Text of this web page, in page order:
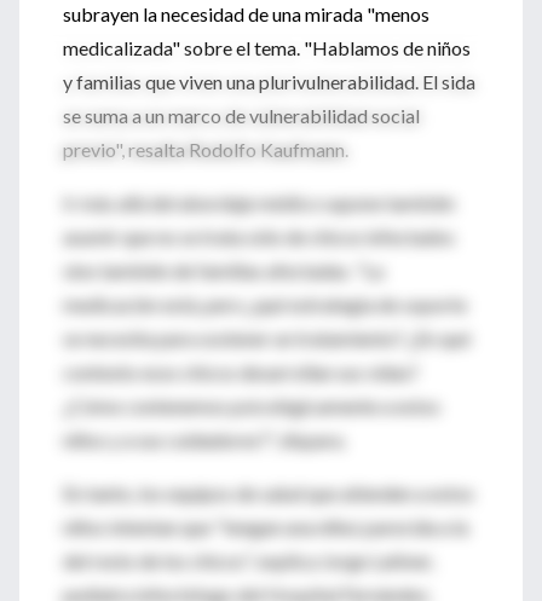
subrayen la necesidad de una mirada "menos
medicalizada" sobre el tema. "Hablamos de niños
y familias que viven una plurivulnerabilidad. El sida
se suma a un marco de vulnerabilidad social
previo", resalta Rodolfo Kaufmann.
Ir más allá del abordaje médico supone también
asumir que no se trata sólo de chicos infectados
sino también de familias afectadas. "La
medicación está, pero ¿qué estrategia de soporte
se necesita para sostener un tratamiento? ¿En qué
contexto esos chicos desarrollan sus vidas?
¿Cómo contenemos psicológicamente a estos
niños y a sus cuidadores?", dispara.
En tanto, los equipos de salud que atienden a estos
niños intentan que "tengan una niñez parecida a la
del resto de los chicos", explica Jorge Lattner,
pediatra infectólogo del Hospital Fernández.